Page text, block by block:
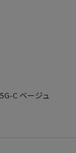
C ベージュ